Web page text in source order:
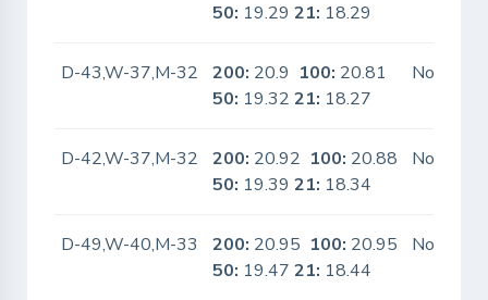
50: 19.2921: 18.29
D-43,W-37,M-32 200: 20.9 100: 20.81
50: 19.3221: 18.27
No
D-42,W-37,M-32 200: 20.92 100: 20.88
50: 19.3921: 18.34
No
D-49,W-40,M-33 200: 20.95 100: 20.95
50: 19.4721: 18.44
No